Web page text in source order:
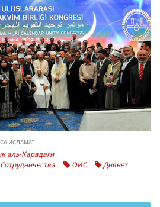
ИСЛАМА"
аль-Карадаги
ОИС
Диянет